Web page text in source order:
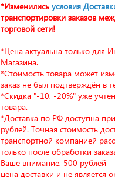
*Изменилисьусловия
транспортировки заказов
торговой сети!
*Цена актуальна только для
Магазина.
*Стоимость товара может
заказ не был подтверждён в
*Скидка "-10, -20%" уже
товара.
*Доставка по РФ доступна
рублей. Точная стоимость
транспортной компанией
только после обработки
Ваше внимание, 500 рублей -
цена доставки и не является